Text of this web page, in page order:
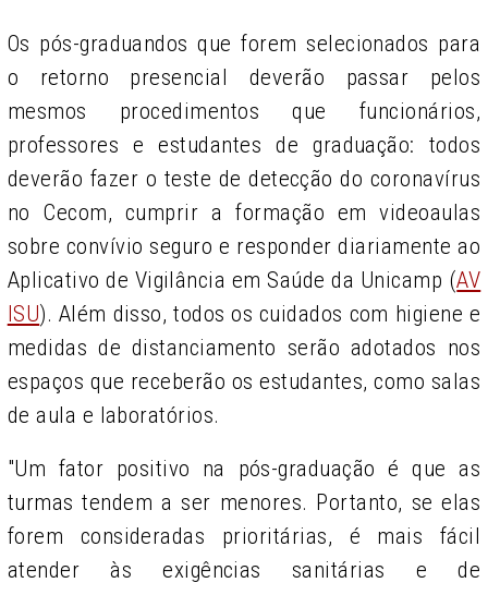
Os pós-graduandos que forem selecionados para
o retorno presencial deverão passar pelos
mesmos procedimentos que funcionários,
professores e estudantes de graduação: todos
deverão fazer o teste de detecção do coronavírus
no Cecom, cumprir a formação em videoaulas
sobre convívio seguro e responder diariamente ao
Aplicativo de Vigilância em Saúde da Unicamp (AV
ISU). Além disso, todos os cuidados com higiene e
medidas de distanciamento serão adotados nos
espaços que receberão os estudantes, como salas
de aula e laboratórios.
"Um fator positivo na pós-graduação é que as
turmas tendem a ser menores. Portanto, se elas
forem consideradas prioritárias, é mais fácil
atender às exigências sanitárias e de